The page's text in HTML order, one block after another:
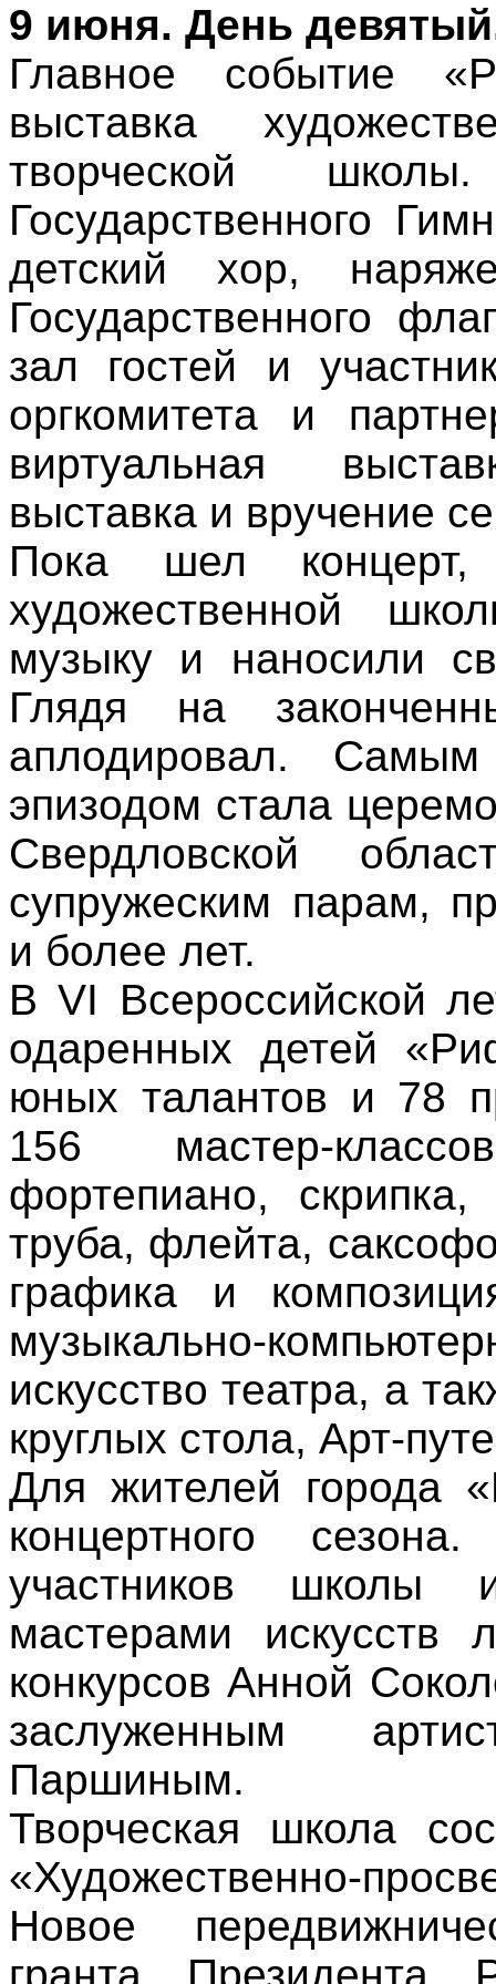
9 июня. День
Главное событие
выставка
творческой
Государственного
детский хор,
Государственного
зал гостей и
оргкомитета и
виртуальная
выставка и вручение
Пока шел
художественной
музыку и наносили
Глядя на
аплодировал.
эпизодом стала
Свердловской
супружеским парам,
и более лет.
В VI Всероссийской
одаренных детей
юных талантов и 78
156 мастер-
фортепиано, скрипка,
труба, флейта,
графика и
музыкально-
искусство театра, а
круглых стола, Арт-
Для жителей города
концертного
участников школы
мастерами искусств
конкурсов Анной
заслуженным
Паршиным.
Творческая школа
«Художественно-
Новое